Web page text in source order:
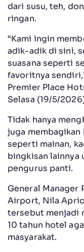
dari susu, teh,
ringan.
“Kami ingin
adik-adik di sini,
suasana seperti
favoritnya
Premier Place
Selasa (19/5/
Tidak hanya
juga membagikan
seperti mainan,
bingkisan lainnya
pengurus panti.
General Manager
Airport, Nila
tersebut menjadi
10 tahun hotel
masyarakat.